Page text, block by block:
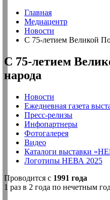
Главная
Медиацентр
Новости
С 75-летием Великой
С 75-летием
народа
Новости
Ежедневная газета
Пресс-релизы
Инфопартнеры
Фотогалерея
Видео
Каталоги выставки
Логотипы НЕВА 2025
Проводится с 1991 года
1 раз в 2 года по нечетным